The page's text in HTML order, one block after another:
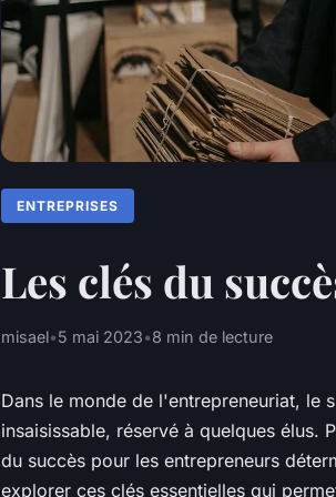
ENTREPRISES
Les clés du
misael•5 mai 2023•8 min de lecture
Dans le monde de l'entrepreneuriat, le
insaisissable, réservé à quelques élus.
du succès pour les entrepreneurs
explorer ces clés essentielles qui